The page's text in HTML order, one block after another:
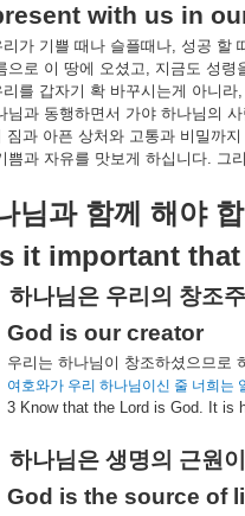
with us in
리가 기쁠 때나 슬플때나, 성공 할
으로 이 땅에 오셨고, 지금도 성령
리를 갑자기 확 바꾸시는게 아니라,
님과 동행하면서 가야 하나님의
짐과 아픈 상처와 고통과 비밀까지
쁨과 자유를 맛보게 하십니다. 그
님과 함께 해야
it important
하나님은 우리의 창조
God is our creator
우리는 하나님이 창조하셨으므로
여호와가 우리 하나님이신 줄 너희는
3 Know that the Lord is God. It is
하나님은 생명의 근원
God is the source of